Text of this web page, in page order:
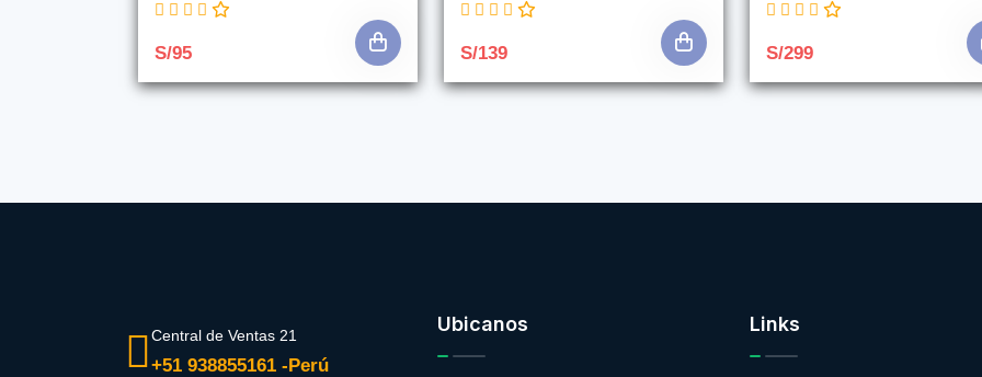
S/95 S/139 S/299
Central de Ventas 21
+51 938855161 -Perú
Ubicanos Links